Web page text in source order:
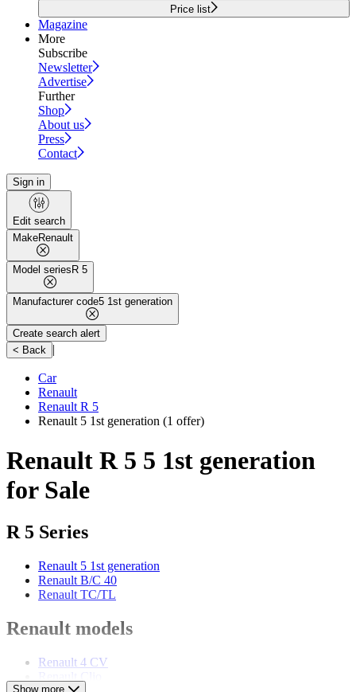
Price list
Magazine
More
Subscribe
Newsletter
Advertise
Further
Shop
About us
Press
Contact
Sign in
Edit search
MakeRenault
Model series R 5
Manufacturer code5 1st generation
Create search alert
< Back |
Car
Renault
Renault R 5
Renault 5 1st generation (1 offer)
Renault R 5 5 1st generation
for Sale
R 5 Series
Renault 5 1st generation
Renault B/C 40
Renault TC/TL
Renault models
Renault 4 CV
Show more